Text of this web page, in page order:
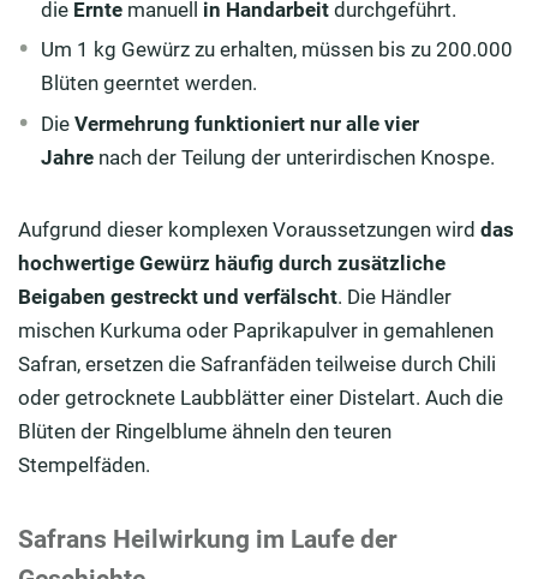
die Ernte manuell in Handarbeit durchgeführt.
Um 1 kg Gewürz zu erhalten, müssen bis zu 200.000
Blüten geerntet werden.
DieVermehrung funktioniert nur alle vier
Jahre nach der Teilung der unterirdischen Knospe.
Aufgrund dieser komplexen Voraussetzungen wird das
hochwertige Gewürz häufig durch zusätzliche
Beigaben gestreckt und verfälscht. Die Händler
mischen Kurkuma oder Paprikapulver in gemahlenen
Safran, ersetzen die Safranfäden teilweise durch Chili
oder getrocknete Laubblätter einer Distelart. Auch die
Blüten der Ringelblume ähneln den teuren
Stempelfäden.
Safrans Heilwirkung im Laufe der